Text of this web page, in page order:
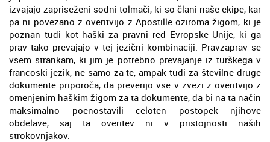
izvajajo zapriseženi sodni tolmači, ki so člani naše ekipe, kar
pa ni povezano z overitvijo z Apostille oziroma žigom, ki je
poznan tudi kot haški za pravni red Evropske Unije, ki ga
prav tako prevajajo v tej jezični kombinaciji. Pravzaprav se
vsem strankam, ki jim je potrebno prevajanje iz turškega v
francoski jezik, ne samo za te, ampak tudi za številne druge
dokumente priporoča, da preverijo vse v zvezi z overitvijo z
omenjenim haškim žigom za ta dokumente, da bi na ta način
maksimalno poenostavili celoten postopek njihove
obdelave, saj ta overitev ni v pristojnosti naših
strokovnjakov.